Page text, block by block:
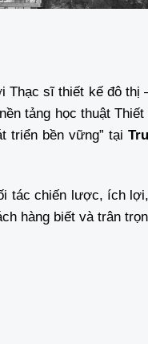
Thạc sĩ thiết kế đô thị
tảng học thuật
triển bền vững” tại
tác chiến lược, ích
hàng biết và trân